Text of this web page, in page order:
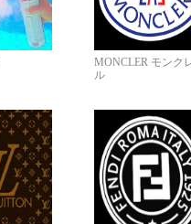
MONCLER モンク
ル